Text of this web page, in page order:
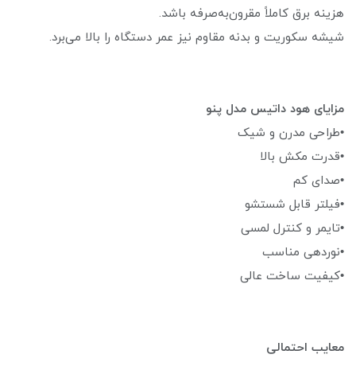
هزینه برق کاملاً مقرون‌به‌صرفه باشد.
شیشه سکوریت و بدنه مقاوم نیز عمر دستگاه را بالا می‌برد.
مزایای هود داتیس مدل پنو
•طراحی مدرن و شیک
•قدرت مکش بالا
•صدای کم
•فیلتر قابل شستشو
•تایمر و کنترل لمسی
•نوردهی مناسب
•کیفیت ساخت عالی
معایب احتمالی